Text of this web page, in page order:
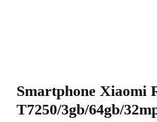
Smartphone Xiaomi
T7250/3gb/64gb/